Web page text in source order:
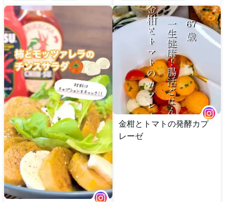
金柑とトマトの発酵カプ
レーゼ